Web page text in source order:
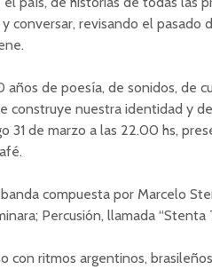
conversar, revisando el pasado
años de poesía, de sonidos, de
construye nuestra identidad y
31 de marzo a las 22.00 hs,
compuesta por Marcelo
Percusión, llamada “Stenta
con ritmos argentinos,